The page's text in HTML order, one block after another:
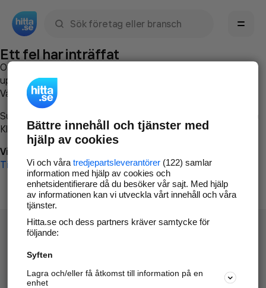
Ett fel har inträffat
Om du vill kan du
uppstod så att vi lättare och snabbare kan avhjälpa det.
Vänligen försök med följande:
Surfa till
Klicka påTillbaka-knappen i webbläsaren och försök igen
Vi beklagar besväret!
Till startsidan
Hitta.se - Gratis nummerupplysning.
Sök företag, personer och platser.
Bättre innehåll och tjänster med
hjälp av cookies
Vi och våra tredjepartsleverantörer(122) samlar
information med hjälp av cookies och
enhetsidentifierare då du besöker vår sajt. Med hjälp
av informationen kan vi utveckla vårt innehåll och våra
tjänster.
Hitta.se och dess partners kräver samtycke för
följande:
Syften
Lagra och/eller få åtkomst till information på en
enhet